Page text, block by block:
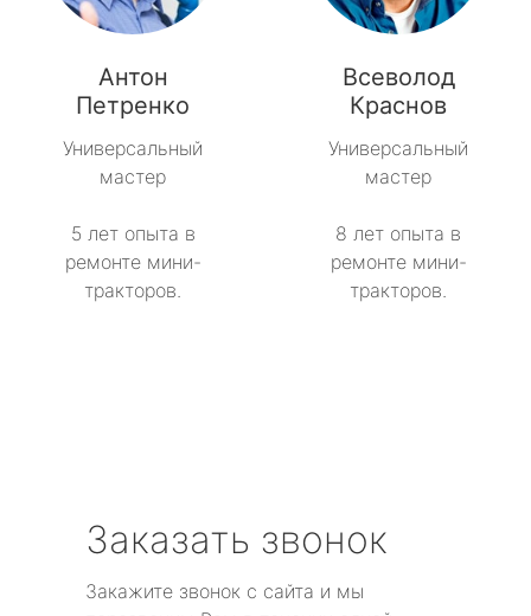
Антон
Петренко
Универсальный
мастер
5 лет опыта в
ремонте мини-
тракторов.
Всеволод
Краснов
Универсальный
мастер
8 лет опыта в
ремонте мини-
тракторов.
Заказать звонок
Закажите звонок с сайта и мы